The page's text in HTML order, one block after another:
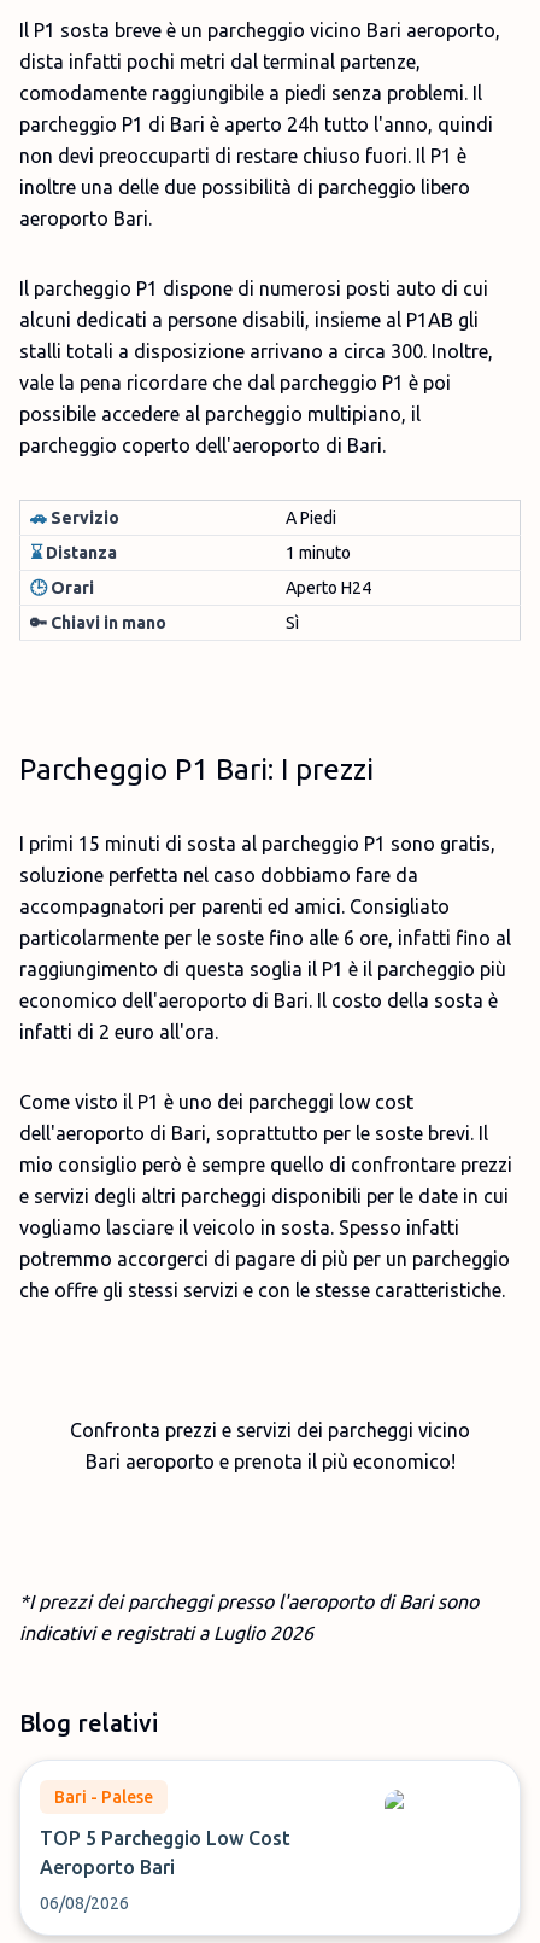
Il P1 sosta breve è un parcheggio vicino Bari aeroporto,
dista infatti pochi metri dal terminal partenze,
comodamente raggiungibile a piedi senza problemi. Il
parcheggio P1 di Bari è aperto 24h tutto l'anno, quindi
non devi preoccuparti di restare chiuso fuori. Il P1 è
inoltre una delle due possibilità di parcheggio libero
aeroporto Bari.
Il parcheggio P1 dispone di numerosi posti auto di cui
alcuni dedicati a persone disabili, insieme al P1AB gli
stalli totali a disposizione arrivano a circa 300. Inoltre,
vale la pena ricordare che dal parcheggio P1 è poi
possibile accedere al parcheggio multipiano, il
parcheggio coperto dell'aeroporto di Bari.
🚗 Servizio
A Piedi
⌛ Distanza
1 minuto
🕒Orari
Aperto H24
🔑 Chiavi in mano
Sì
Parcheggio P1 Bari: I prezzi
I primi 15 minuti di sosta al parcheggio P1 sono gratis,
soluzione perfetta nel caso dobbiamo fare da
accompagnatori per parenti ed amici. Consigliato
particolarmente per le soste fino alle 6 ore, infatti fino al
raggiungimento di questa soglia il P1 è il parcheggio più
economico dell'aeroporto di Bari. Il costo della sosta è
infatti di 2 euro all'ora.
Come visto il P1 è uno dei parcheggi low cost
dell'aeroporto di Bari, soprattutto per le soste brevi. Il
mio consiglio però è sempre quello di confrontare prezzi
e servizi degli altri parcheggi disponibili per le date in cui
vogliamo lasciare il veicolo in sosta. Spesso infatti
potremmo accorgerci di pagare di più per un parcheggio
che offre gli stessi servizi e con le stesse caratteristiche.
Confronta prezzi e servizi dei parcheggi vicino
Bari aeroporto e prenota il più economico!
*I prezzi dei parcheggi presso l'aeroporto di Bari sono
indicativi e registrati a Luglio 2026
Blog relativi
Bari - Palese
TOP 5 Parcheggio Low Cost
Aeroporto Bari
06/08/2026